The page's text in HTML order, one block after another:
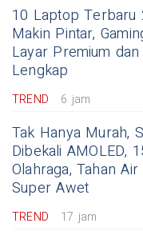
10 Laptop Terbaru
Makin Pintar,
Layar Premium
Lengkap
TREND 6 jam
Tak Hanya Murah,
Dibekali AMOLED,
Olahraga, Tahan
Super Awet
TREND 17 jam